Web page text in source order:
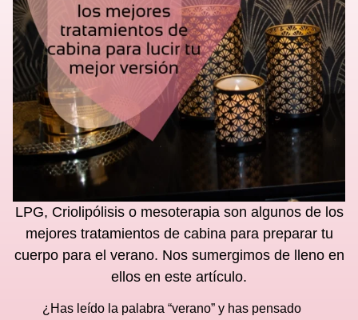
LPG, Criolipólisis o mesoterapia son algunos de los
mejores tratamientos de cabina para preparar tu
cuerpo para el verano. Nos sumergimos de lleno en
ellos en este artículo.
¿Has leído la palabra “verano” y has pensado